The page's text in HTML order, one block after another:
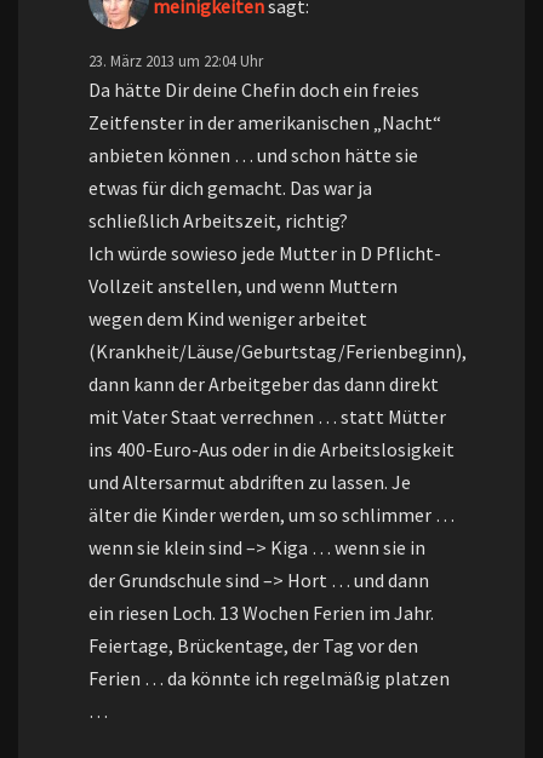
meinigkeitensagt:
23. März 2013 um 22:04 Uhr
Da hätte Dir deine Chefin doch ein freies
Zeitfenster in der amerikanischen „Nacht“
anbieten können … und schon hätte sie
etwas für dich gemacht. Das war ja
schließlich Arbeitszeit, richtig?
Ich würde sowieso jede Mutter in D Pflicht-
Vollzeit anstellen, und wenn Muttern
wegen dem Kind weniger arbeitet
(Krankheit/Läuse/Geburtstag/Ferienbeginn),
dann kann der Arbeitgeber das dann direkt
mit Vater Staat verrechnen … statt Mütter
ins 400-Euro-Aus oder in die Arbeitslosigkeit
und Altersarmut abdriften zu lassen. Je
älter die Kinder werden, um so schlimmer …
wenn sie klein sind –> Kiga … wenn sie in
der Grundschule sind –> Hort … und dann
ein riesen Loch. 13 Wochen Ferien im Jahr.
Feiertage, Brückentage, der Tag vor den
Ferien … da könnte ich regelmäßig platzen
…